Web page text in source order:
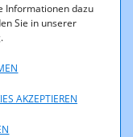
Informationen dazu
Sie in unserer
AKZEPTIEREN
z. B. einen